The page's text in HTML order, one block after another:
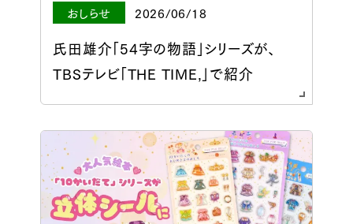
おしらせ 2026/06/18
氏田雄介「54字の物語」シリーズが、
TBSテレビ「THE TIME,」で紹介